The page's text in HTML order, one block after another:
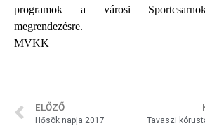
programok a városi
megrendezésre.
MVKK
ELŐZŐ
Hősök napja 2017